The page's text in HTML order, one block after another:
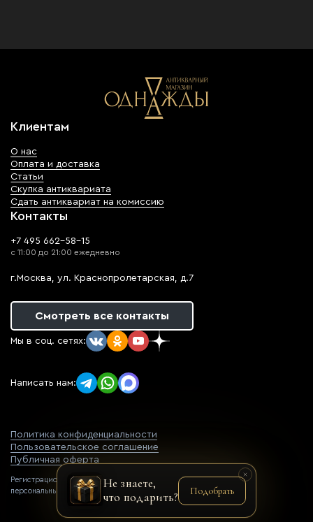
Клиентам
О нас
Оплата и доставка
Статьи
Скупка антиквариата
Сдать антиквариат на комиссию
Контакты
+7 495 662-58-15
с 11:00 до 21:00 ежедневно
г.Москва, ул. Краснопролетарская, д.7
Смотреть все контакты
Мы в соц. сетях:
Написать нам:
Политика конфиденциальности
Пользовательское соглашение
Публичная оферта
Регистрационный номер оператора
персональных данных: 77-22-069752
Не знаете,
что подарить?
Подобрать